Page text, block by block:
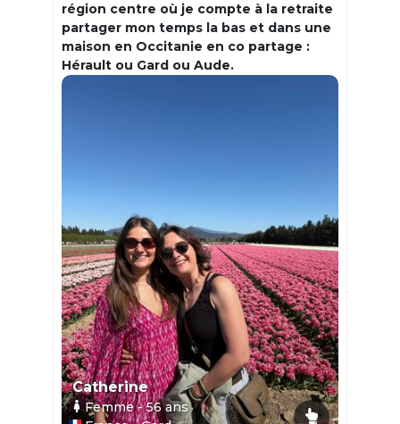
région centre où je compte à la retraite
partager mon temps la bas et dans une
maison en Occitanie en co partage :
Hérault ou Gard ou Aude.
Catherine
Femme- 56ans